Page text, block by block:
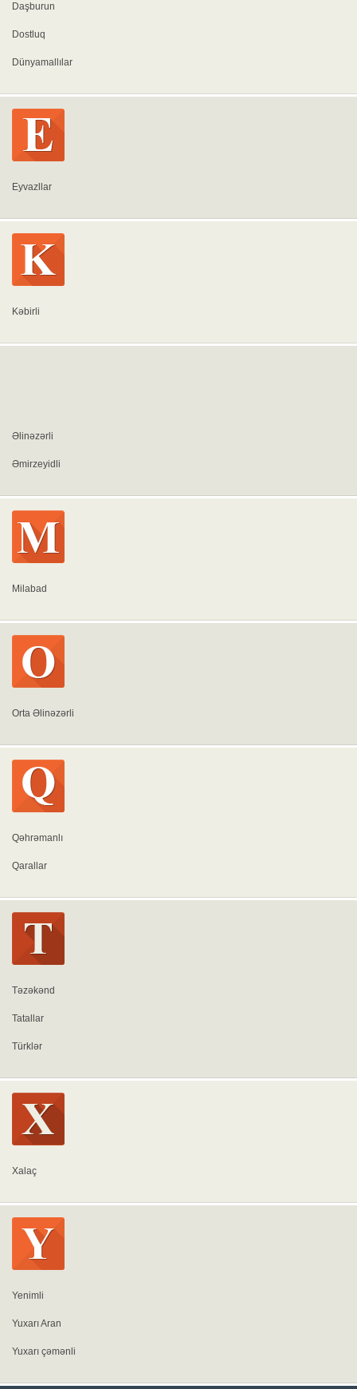
Daşburun
Dostluq
Dünyamallılar
Eyvazllar
Kəbirli
Əlinəzərli
Əmirzeyidli
Milabad
Orta Əlinəzərli
Qəhrəmanlı
Qarallar
Təzəkənd
Tatallar
Türklər
Xalaç
Yenimli
Yuxarı Aran
Yuxarı çəmənli